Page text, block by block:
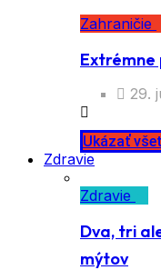
Zahraničie
Extrémne
29.
Ukázať
Zdravie
Zdravie
Dva, tri
mýtov